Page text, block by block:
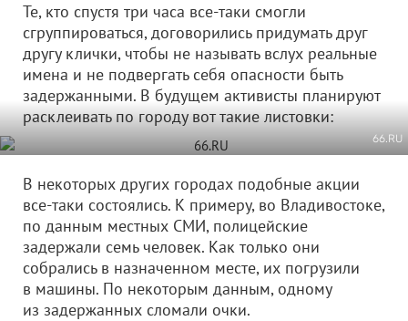
Те, кто спустя три часа все-таки смогли
сгруппироваться, договорились придумать друг
другу клички, чтобы не называть вслух реальные
имена и не подвергать себя опасности быть
задержанными. В будущем активисты планируют
расклеивать по городу вот такие листовки:
66.RU
В некоторых других городах подобные акции
все-таки состоялись. К примеру, во Владивостоке,
по данным местных СМИ, полицейские
задержали семь человек. Как только они
собрались в назначенном месте, их погрузили
в машины. По некоторым данным, одному
из задержанных сломали очки.